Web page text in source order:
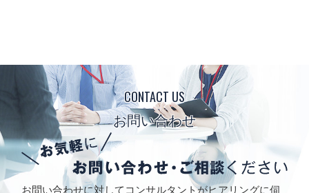
CONTACT US
お問い合わせ
お問い合わせに対してコンサルタントがヒアリングに伺